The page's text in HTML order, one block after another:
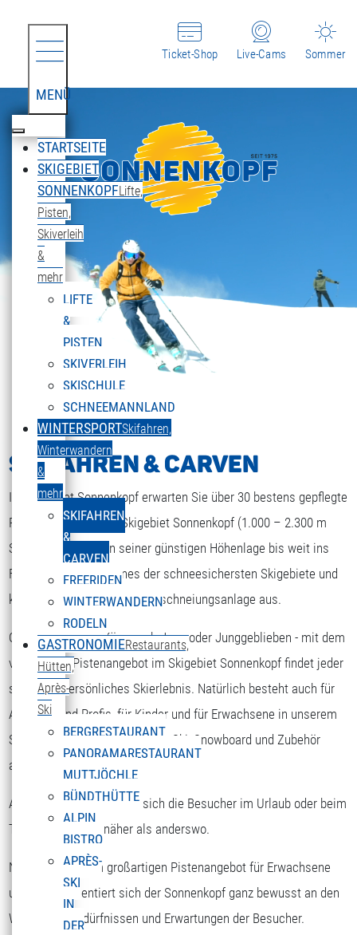
MENÜ
STARTSEITE
SKIGEBIET
SONNENKOPFLifte,
Pisten,
Skiverleih
&
mehr
LIFTE
&
PISTEN
SKIVERLEIH
SKISCHULE
SCHNEEMANNLAND
WINTERSPORTSkifahren,
Winterwandern
&
mehr
SKIFAHREN
&
CARVEN
FREERIDEN
WINTERWANDERN
RODELN
GASTRONOMIERestaurants,
Hütten,
Après-
Ski
BERGRESTAURANT
PANORAMARESTAURANT
MUTTJÖCHLE
BÜNDTHÜTTE
ALPIN
BISTRO
APRÈS-
SKI
IN
DER
Sommer
Live-Cams
Ticket-Shop
SKIFAHREN & CARVEN
Im Skigebiet Sonnenkopf erwarten Sie über 30 bestens gepflegte
Pistenkilometer. Das Skigebiet Sonnenkopf (1.000 – 2.300 m
Seehöhe) gilt wegen seiner günstigen Höhenlage bis weit ins
Frühjahr hinein, als eines der schneesichersten Skigebiete und
kommt nach wie vor ohne Beschneiungsanlage aus.
Ob Anfänger oder Könner, ob Jung oder Junggeblieben - mit dem
vielseitigen Pistenangebot im Skigebiet Sonnenkopf findet jeder
sein ganz persönliches Skierlebnis. Natürlich besteht auch für
Anfänger und Profis, für Kinder und für Erwachsene in unserem
Skigebiet die Möglichkeit, sich Ski, Snowboard und Zubehör
auszuborgen.
Am Sonnenkopf kommen sich die Besucher im Urlaub oder beim
Tagesausflug viel näher als anderswo.
Nicht nur mit dem großartigen Pistenangebot für Erwachsene
und Kinder orientiert sich der Sonnenkopf ganz bewusst an den
Wünschen, Bedürfnissen und Erwartungen der Besucher.
Sprache auswählen
ENGLISH